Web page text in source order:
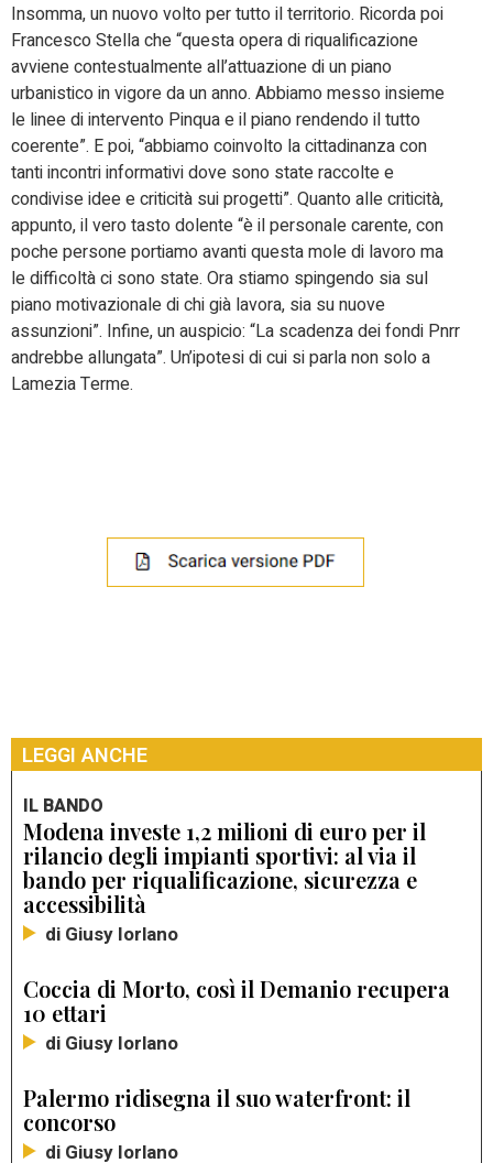
Insomma, un nuovo volto per tutto il territorio. Ricorda poi
Francesco Stella che “questa opera di riqualificazione
avviene contestualmente all’attuazione di un piano
urbanistico in vigore da un anno. Abbiamo messo insieme
le linee di intervento Pinqua e il piano rendendo il tutto
coerente”. E poi, “abbiamo coinvolto la cittadinanza con
tanti incontri informativi dove sono state raccolte e
condivise idee e criticità sui progetti”. Quanto alle criticità,
appunto, il vero tasto dolente “è il personale carente, con
poche persone portiamo avanti questa mole di lavoro ma
le difficoltà ci sono state. Ora stiamo spingendo sia sul
piano motivazionale di chi già lavora, sia su nuove
assunzioni”. Infine, un auspicio: “La scadenza dei fondi Pnrr
andrebbe allungata”. Un’ipotesi di cui si parla non solo a
Lamezia Terme.
LEGGI ANCHE
IL BANDO
Modena investe 1,2 milioni di euro per il
rilancio degli impianti sportivi: al via il
bando per riqualificazione, sicurezza e
accessibilità
di Giusy Iorlano
Coccia di Morto, così il Demanio recupera
10 ettari
di Giusy Iorlano
Palermo ridisegna il suo waterfront: il
concorso
di Giusy Iorlano